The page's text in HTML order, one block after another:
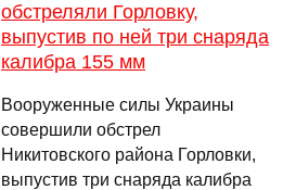
обстреляли Горловку,
выпустив по ней три снаряда
калибра 155 мм
Вооруженные силы Украины
совершили обстрел
Никитовского района Горловки,
выпустив три снаряда калибра